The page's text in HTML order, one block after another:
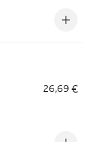
26,69 €